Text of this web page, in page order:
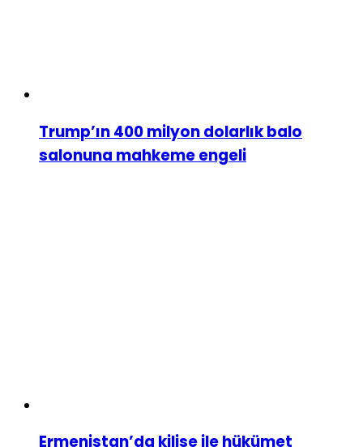
Trump’ın 400 milyon dolarlık balo
salonuna mahkeme engeli
Ermenistan’da kilise ile hükümet